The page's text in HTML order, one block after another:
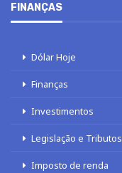
FINANÇAS
Dólar Hoje
Finanças
Investimentos
Legislação e Tributos
Imposto de renda